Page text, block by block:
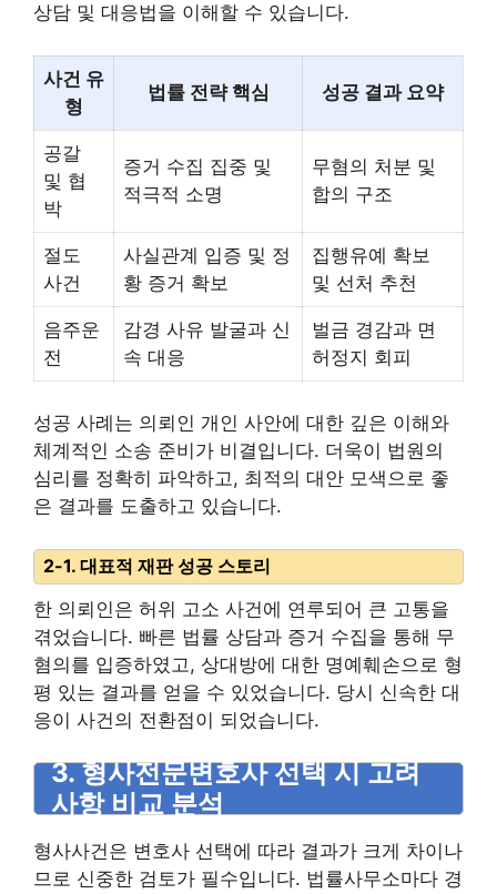
상담 및 대응법을 이해할 수 있습니다.
사건 유
형
법률 전략 핵심 성공 결과 요약
공갈
및 협
박
증거 수집 집중 및
적극적 소명
무혐의 처분 및
합의 구조
절도
사건
사실관계 입증 및 정
황 증거 확보
집행유예 확보
및 선처 추천
음주운
전
감경 사유 발굴과 신
속 대응
벌금 경감과 면
허정지 회피
성공 사례는 의뢰인 개인 사안에 대한 깊은 이해와
체계적인 소송 준비가 비결입니다. 더욱이 법원의
심리를 정확히 파악하고, 최적의 대안 모색으로 좋
은 결과를 도출하고 있습니다.
2-1. 대표적 재판 성공 스토리
한 의뢰인은 허위 고소 사건에 연루되어 큰 고통을
겪었습니다. 빠른 법률 상담과 증거 수집을 통해 무
혐의를 입증하였고, 상대방에 대한 명예훼손으로 형
평 있는 결과를 얻을 수 있었습니다. 당시 신속한 대
응이 사건의 전환점이 되었습니다.
3. 형사전문변호사 선택 시 고려
사항 비교 분석
형사사건은 변호사 선택에 따라 결과가 크게 차이나
므로 신중한 검토가 필수입니다. 법률사무소마다 경